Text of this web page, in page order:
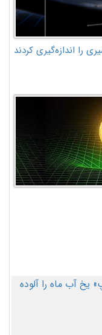
را اندازه‌گیری کردند
یخ آب ماه را آلوده